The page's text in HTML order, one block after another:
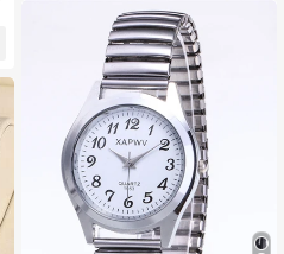
นาฬิกาควอทซ์ที่ประณีต นาฬิกาข้อมือผู้
หญิงที่ละเอียดอ่อนแฟชั่น เหมาะสำหรับ
สวมใส่ประจำวัน งานปาร์ตี้ และงานทา
งการ ของขวัญที่เหมาะสมสำหรับผู้หญิง
แฟน แม่ และเพื่อนร่วมงาน